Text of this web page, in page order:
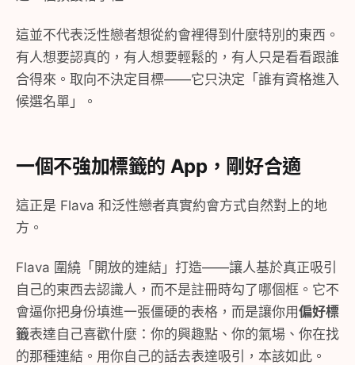
這並不代表泛性戀者想從約會裡得到什麼特別的東西。
有人想要認真的，有人想要輕鬆的，有人只是看看跟誰
合得來。取向不決定目標——它只決定「誰有資格進入
候選名單」。
一個不強加標籤的 App，剛好合適
這正是 Flava 和泛性戀者真實約會方式自然對上的地
方。
Flava 圍繞「開放的連結」打造——讓人基於真正吸引
自己的東西去認識人，而不是註冊時勾了哪個框。它不
會逼你把身份填進一張僵硬的表格，而是讓你用偏好標
籤表達自己喜歡什麼：你的興趣點、你的氣場、你在找
的那種連結。用你自己的話去表達吸引，本該如此。